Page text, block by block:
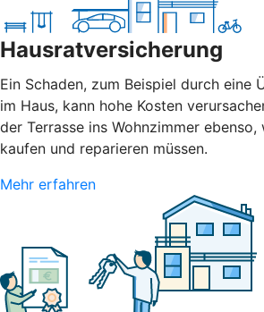
Hausratversicherung
Ein Schaden, zum Beispiel durch eine
im Haus, kann hohe Kosten
der Terrasse ins Wohnzimmer ebenso,
kaufen und reparieren müssen.
Mehr erfahren